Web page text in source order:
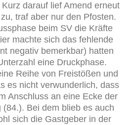
darauf lief Amend erneut
traf aber nur den Pfosten.
beim SV die Kräfte
machte sich das fehlende
negativ bemerkbar) hatten
eine Druckphase.
Reihe von Freistößen und
es nicht verwunderlich, dass
Anschluss an eine Ecke der
(84.). Bei dem blieb es auch
sich die Gastgeber in der